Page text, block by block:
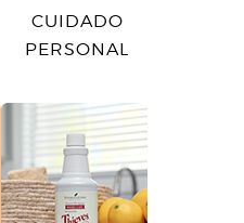
CUIDADO
PERSONAL